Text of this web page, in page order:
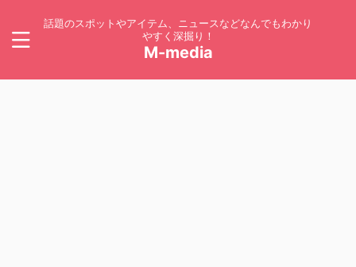
話題のスポットやアイテム、ニュースなどなんでもわかり
やすく深掘り！
M-media